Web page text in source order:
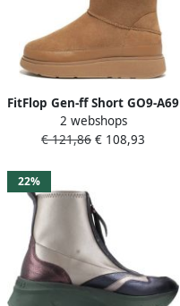
FitFlop Gen-ff Short GO9-A69
Vrouwen Bruin Laarzen
2 webshops
€ 121,86 € 108,93
22%